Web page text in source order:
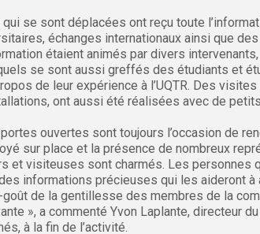
se sont déplacées ont reçu toute
échanges internationaux ainsi que
étaient animés par divers
se sont aussi greffés des étudiants et
de leur expérience à l’UQTR. Des
ont aussi été réalisées avec de
ouvertes sont toujours l’occasion de
sur place et la présence de nombreux
et visiteuses sont charmés. Les personnes
informations précieuses qui les aideront à
goût de la gentillesse des membres de la
», a commenté Yvon Laplante, directeur
à la fin de l’activité.